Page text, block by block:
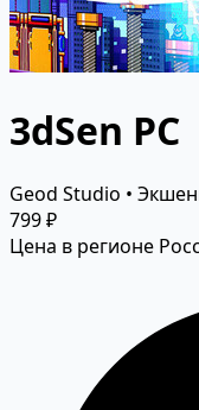
3dSen PC
Geod Studio •
799 ₽
Цена в регионе